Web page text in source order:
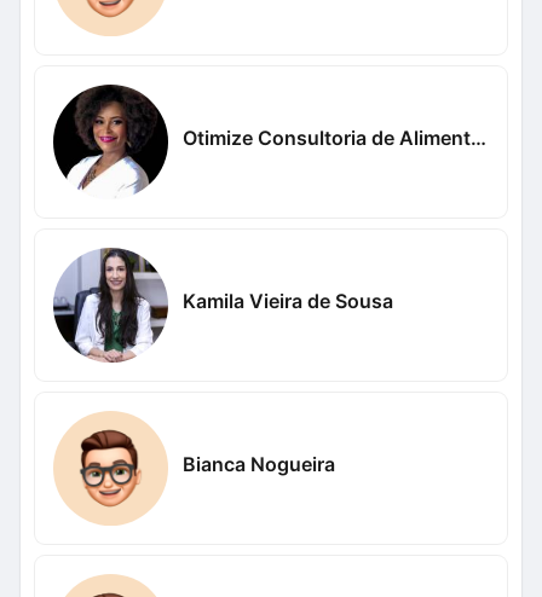
Otimize Consultoria de Alimentos
Kamila Vieira de Sousa
Bianca Nogueira